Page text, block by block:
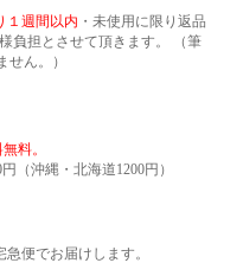
１週間以内 ・未使用に限り返品
負担とさせて頂きます。 （筆
ん。）
料。
（沖縄・北海道1200円）
便でお届けします。